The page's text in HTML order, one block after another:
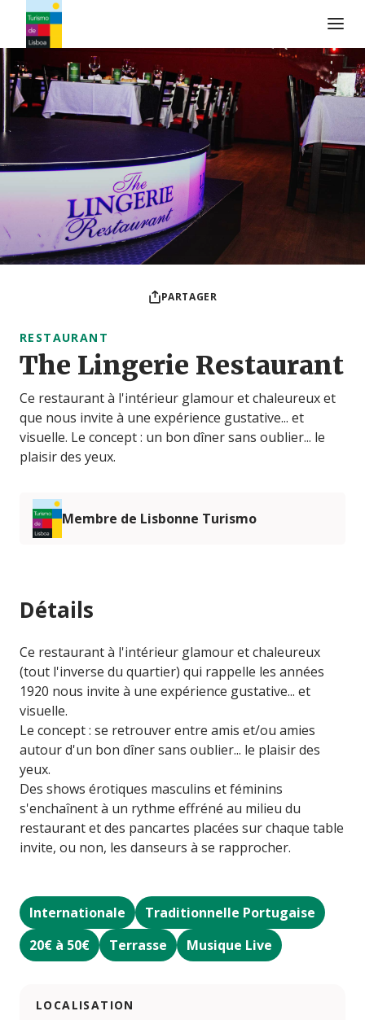
Logo de Turismo de Lisboa
PARTAGER
RESTAURANT
The Lingerie Restaurant
Ce restaurant à l'intérieur glamour et chaleureux et
que nous invite à une expérience gustative... et
visuelle. Le concept : un bon dîner sans oublier... le
plaisir des yeux.
Membre de Lisbonne Turismo
Détails
Ce restaurant à l'intérieur glamour et chaleureux
(tout l'inverse du quartier) qui rappelle les années
1920 nous invite à une expérience gustative... et
visuelle.
Le concept : se retrouver entre amis et/ou amies
autour d'un bon dîner sans oublier... le plaisir des
yeux.
Des shows érotiques masculins et féminins
s'enchaînent à un rythme effréné au milieu du
restaurant et des pancartes placées sur chaque table
invite, ou non, les danseurs à se rapprocher.
Internationale
Traditionnelle Portugaise
20€ à 50€
Terrasse Musique Live
LOCALISATION